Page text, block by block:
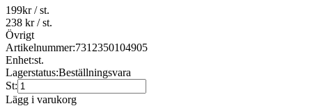
199kr/ st.
238 kr/ st.
Övrigt
Artikelnummer:7312350104905
Enhet:st.
Lagerstatus:Beställningsvara
St:
Lägg i varukorg